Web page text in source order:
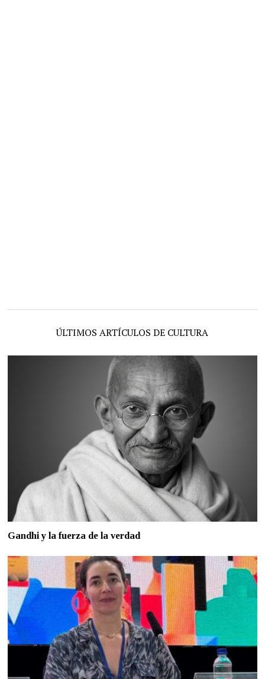
ÚLTIMOS ARTÍCULOS DE CULTURA
Gandhi y la fuerza de la verdad